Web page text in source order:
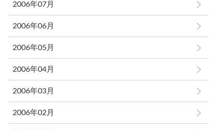
2006年07月
2006年06月
2006年05月
2006年04月
2006年03月
2006年02月